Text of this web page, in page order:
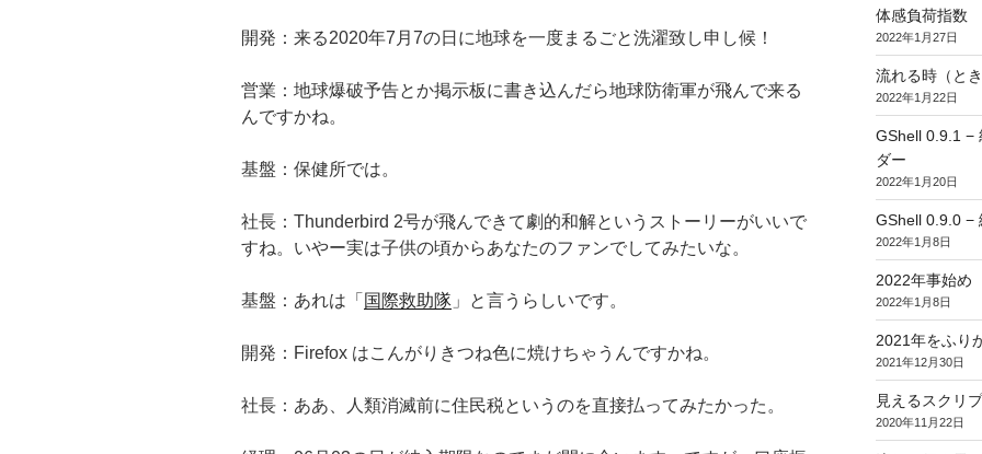
開発：来る2020年7月7の日に地球を一度まるごと洗濯致し申し候！
営業：地球爆破予告とか掲示板に書き込んだら地球防衛軍が飛んで来る
んですかね。
基盤：保健所では。
社長：Thunderbird 2号が飛んできて劇的和解というストーリーがいいで
すね。いやー実は子供の頃からあなたのファンでしてみたいな。
基盤：あれは「 国際救助隊 」と言うらしいです。
開発：Firefox はこんがりきつね色に焼けちゃうんですかね。
社長：ああ、人類消滅前に住民税というのを直接払ってみたかった。
体感負荷指数
2022年1月27日
流れる時（と
2022年1月22日
GShell 0.9.1 −
ダー
2022年1月20日
GShell 0.9.0 −
2022年1月8日
2022年事始め
2022年1月8日
2021年をふり
2021年12月30日
見えるスクリ
2020年11月22日